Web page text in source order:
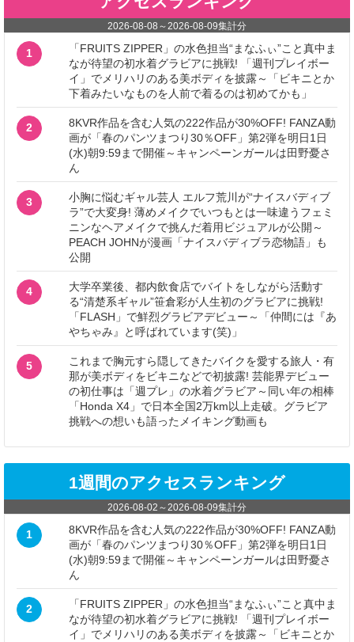
2026-08-08 ～2026-08-09集計分
1
「FRUITS ZIPPER」の水色担当“まなふぃ”こと真中ま
なが待望の初水着グラビアに挑戦! 「週刊プレイボー
イ」でメリハリのある美ボディを披露～「ビキニとか
下着みたいなものを人前で着るのは初めてかも」
2
8KVR作品を含む人気の222作品が30%OFF! FANZA動
画が「春のパンツまつり30％OFF」第2弾を明日1日
(水)朝9:59まで開催～キャンペーンガールは田野憂さ
ん
3
小胸に悩むギャル芸人 エルフ荒川が“ナイスバディブ
ラ”で大変身! 薄めメイクでいつもとは一味違うフェミ
ニンなヘアメイクで挑んだ着用ビジュアルが公開～
PEACH JOHNが漫画「ナイスバディブラ恋物語」も
公開
4
大学卒業後、都内飲食店でバイトをしながら活動す
る“清楚系ギャル”笹倉彩が人生初のグラビアに挑戦!
「FLASH」で鮮烈グラビアデビュー～「仲間には『あ
やちゃみ』と呼ばれています(笑)」
5
これまで胸元すら隠してきたバイクを愛する旅人・有
那が美ボディをビキニなどで初披露! 芸能界デビュー
の初仕事は「週プレ」の水着グラビア～同い年の相棒
「Honda X4」で日本全国2万km以上走破。グラビア
挑戦への想いも語ったメイキング動画も
1週間のアクセスランキング
2026-08-02 ～2026-08-09集計分
1
8KVR作品を含む人気の222作品が30%OFF! FANZA動
画が「春のパンツまつり30％OFF」第2弾を明日1日
(水)朝9:59まで開催～キャンペーンガールは田野憂さ
ん
2
「FRUITS ZIPPER」の水色担当“まなふぃ”こと真中ま
なが待望の初水着グラビアに挑戦! 「週刊プレイボー
イ」でメリハリのある美ボディを披露～「ビキニとか